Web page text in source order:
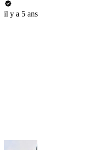
il y a 5 ans